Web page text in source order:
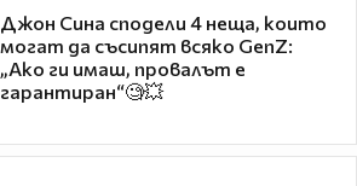
Джон Сина сподели 4 неща, които
могат да съсипят всяко GenZ:
„Ако ги имаш, провалът е
гарантиран“🧐💥